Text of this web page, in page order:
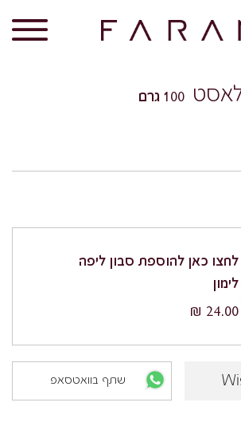
100 גרם
לחצו כאן להוספת סבון ליפה
לימון
24.00 ₪
שתף בוואטסאפ